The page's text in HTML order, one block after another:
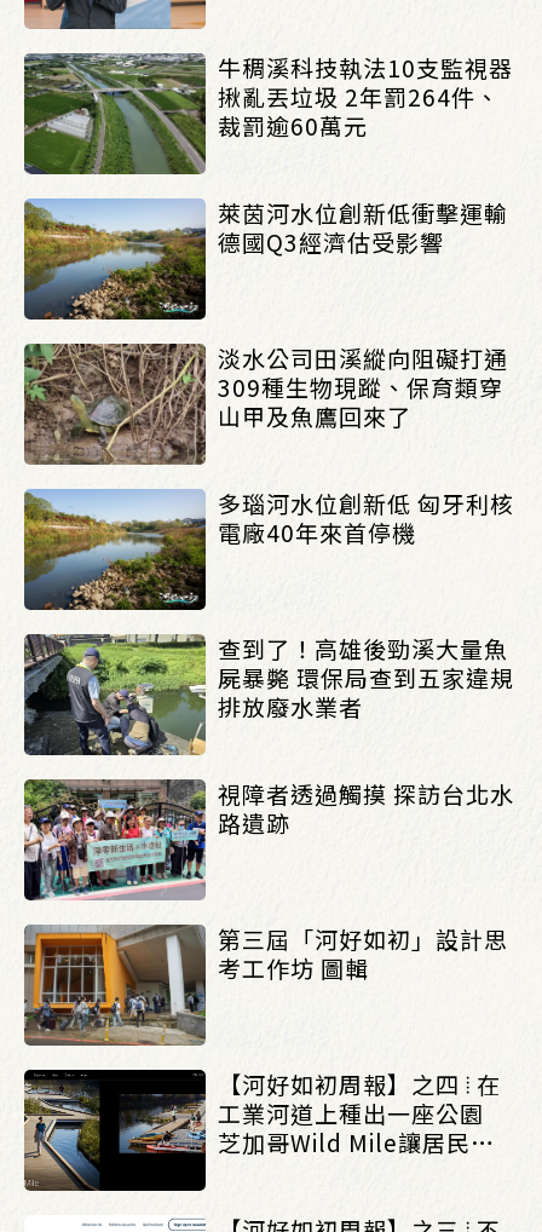
牛稠溪科技執法10支監視器
揪亂丟垃圾 2年罰264件、
裁罰逾60萬元
萊茵河水位創新低衝擊運輸
德國Q3經濟估受影響
淡水公司田溪縱向阻礙打通
309種生物現蹤、保育類穿
山甲及魚鷹回來了
多瑙河水位創新低 匈牙利核
電廠40年來首停機
查到了！高雄後勁溪大量魚
屍暴斃 環保局查到五家違規
排放廢水業者
視障者透過觸摸 探訪台北水
路遺跡
第三屆「河好如初」設計思
考工作坊 圖輯
【河好如初周報】之四 ⦙ 在
工業河道上種出一座公園
芝加哥Wild Mile讓居民重